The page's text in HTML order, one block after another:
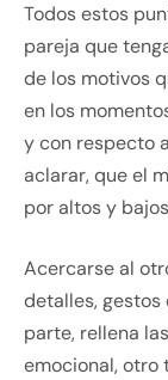
Todos estos
pareja que
de los motivos
en los
y con respecto
aclarar, que el
por altos y
Acercarse al
detalles,
parte, rellena
emocional, otro